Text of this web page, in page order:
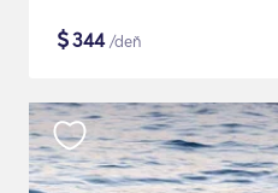
$344/deň